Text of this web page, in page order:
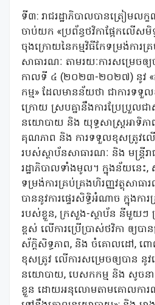
ទី៣: រាជរដ្ឋាភិបាលបានត្រៀមលក្
ចាប់យក «ប្រព័ន្ធថវិកាផ្អែកលើស
ចុងក្រោយនៃកម្មវិធីកែទម្រង់ការគ្រ
សាធារណៈ តាមរយៈការសម្រេចឲ្
កាលទី ៤ (២០២៣-២០២៧) នូវ «
កម្ម» ដែលមានន័យថា ជាការទ
ក្រោយ ស្របគ្នានឹងការប្រែប្រួលជា
នយោបាយ និង យុទ្ធសាស្ត្រអាទិភ
គុណភាព និង ការទទួលខុសត្រូវលើ
របស់ស្ថាប័នសាធារណៈ និង មន្ត្រីរា
រដ្ឋាភិបាលទាំងមូល។ ក្នុងន័យនេះ,
ទម្រង់ការគ្រប់គ្រងហិរញ្ញវត្ថុសា
បាននូវការផ្ទេរសិទ្ធិអំណាច ក្នុងកា
របស់ខ្លួន, ក្រសួង-ស្ថាប័ន នីមួយៗ
ខ្ពស់ លើការប្រើប្រាស់ថវិកា ឲ្យប
ស័ក្តិសិទ្ធភាព, និង ចំគោលដៅ, ពោ
ខុសត្រូវ លើការសម្រេចឲ្យបាន
នយោបាយ, បេសកកម្ម និង សូចន
ខ្លួន ដោយអនុលោមតាមគោលការណ៍ន